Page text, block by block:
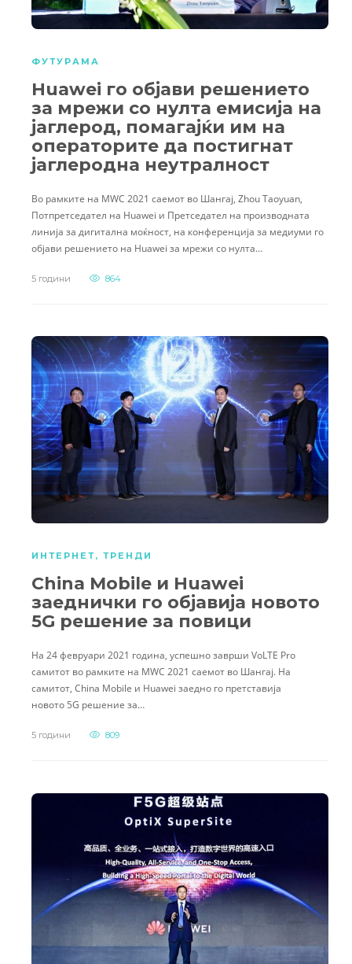
ФУТУРАМА
Huawei го објави решението
за мрежи со нулта емисија на
јаглерод, помагајќи им на
операторите да постигнат
јаглеродна неутралност
Во рамките на MWC 2021 саемот во Шангај, Zhou Taoyuan,
Потпретседател на Huawei и Претседател на производната
линија за дигитална моќност, на конференција за медиуми го
објави решението на Huawei за мрежи со нулта…
5 години 864
ИНТЕРНЕТ, ТРЕНДИ
China Mobile и Huawei
заеднички го објавија новото
5G решение за повици
На 24 февруари 2021 година, успешно заврши VoLTE Pro
самитот во рамките на MWC 2021 саемот во Шангај. На
самитот, China Mobile и Huawei заедно го претставија
новото 5G решение за…
5 години 809